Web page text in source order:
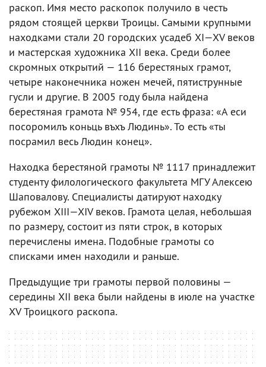
раскоп. Имя место раскопок получило в честь
рядом стоящей церкви Троицы. Самыми крупными
находками стали 20 городских усадеб XI—XV веков
и мастерская художника XII века. Среди более
скромных открытий — 116 берестяных грамот,
четыре наконечника ножен мечей, пятиструнные
гусли и другие. В 2005 году была найдена
берестяная грамота № 954, где есть фраза: «А еси
посоромилъ коньць въхъ Людинь». То есть «ты
посрамил весь Людин конец».
Находка берестяной грамоты № 1117 принадлежит
студенту филологического факультета МГУ Алексею
Шаповалову. Специалисты датируют находку
рубежом XIII—XIV веков. Грамота целая, небольшая
по размеру, состоит из пяти строк, в которых
перечислены имена. Подобные грамоты со
списками имен находили и раньше.
Предыдущие три грамоты первой половины —
середины XII века были найдены в июле на участке
XV Троицкого раскопа.